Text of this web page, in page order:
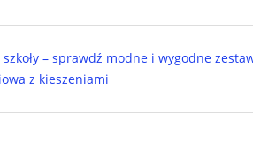
– sprawdź modne i wygodne
z kieszeniami